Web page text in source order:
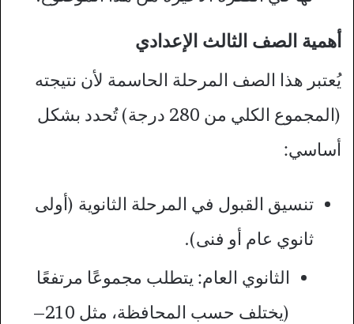
أهمية الصف الثالث الإعدادي
يُعتبر هذا الصف المرحلة الحاسمة لأن نتيجته
(المجموع الكلي من 280 درجة) تُحدد بشكل
أساسي:
تنسيق القبول في المرحلة الثانوية (أولى
ثانوي عام أو فنى).
الثانوي العام: يتطلب مجموعًا مرتفعًا
(يختلف حسب المحافظة، مثل 210–